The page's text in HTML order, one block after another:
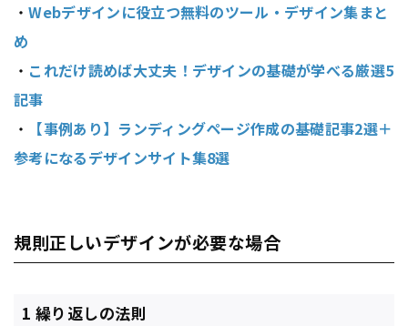
・Webデザインに役立つ無料のツール・デザイン集まと
め
・ これだけ読めば大丈夫！デザインの基礎が学べる厳選5
記事
・
【事例あり】ランディングページ作成の基礎記事2選＋
参考になるデザインサイト集8選
規則正しいデザインが必要な場合
1 繰り返しの法則